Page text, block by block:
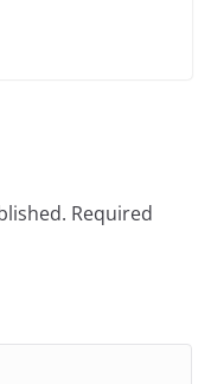
Required